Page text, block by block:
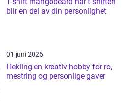
T-shirt mangobeard när t-shirten
blir en del av din personlighet
01 juni 2026
Hekling en kreativ hobby for ro,
mestring og personlige gaver